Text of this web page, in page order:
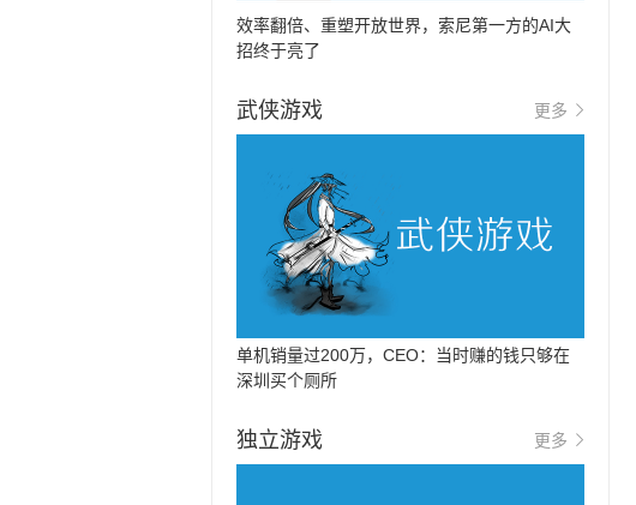
效率翻倍、重塑开放世界，索尼第一方的AI大
招终于亮了
武侠游戏 更多
单机销量过200万，CEO：当时赚的钱只够在
深圳买个厕所
独立游戏 更多